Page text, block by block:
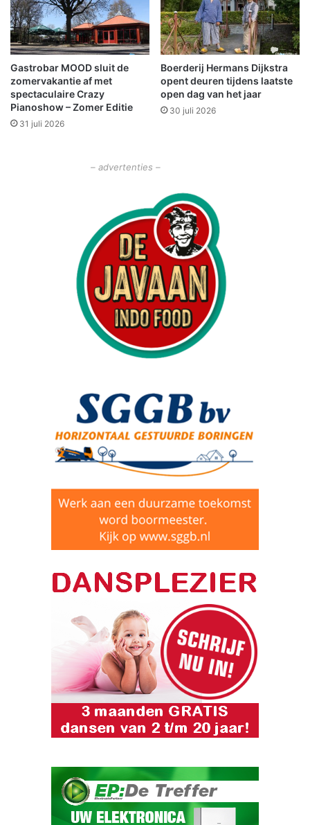
e
e
l
b
e
l
a
n
g
g
e
s
t
r
e
m
d
Gastrobar MOOD sluit de
zomervakantie af met
spectaculaire Crazy
Pianoshow – Zomer Editie
31 juli 2026
Boerderij Hermans Dijkstra
opent deuren tijdens laatste
open dag van het jaar
30 juli 2026
– advertenties –